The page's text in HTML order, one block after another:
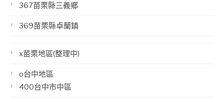
367苗栗縣三義鄉
369苗栗縣卓蘭鎮
x苗栗地區(整理中)
o台中地區
400台中市中區